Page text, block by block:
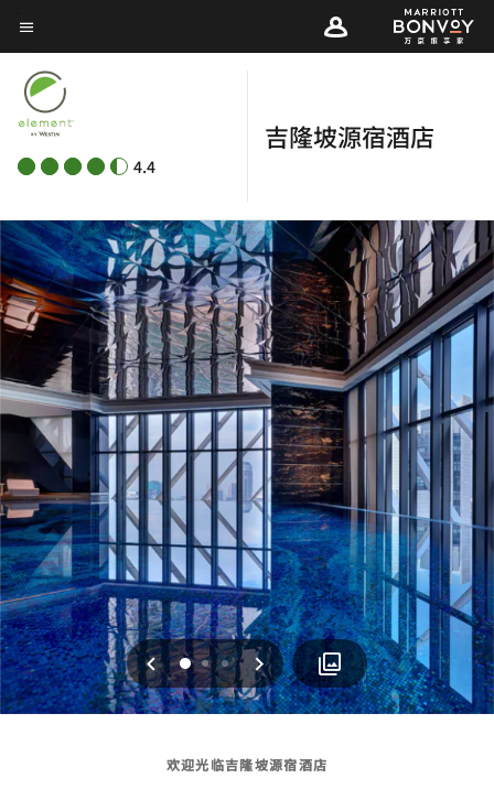
Skip
to
main
content
菜单文本
4.4
吉隆坡源宿酒店
上一页
012 下一页
欢迎光临吉隆坡源宿酒店